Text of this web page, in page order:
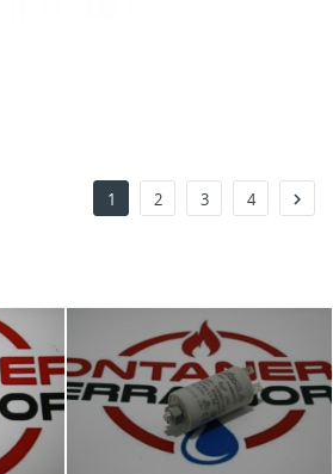
1 2 3 4 